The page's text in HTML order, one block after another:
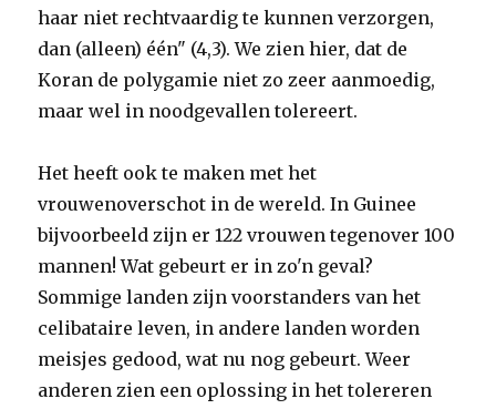
haar niet rechtvaardig te kunnen verzorgen,
dan (alleen) één" (4,3). We zien hier, dat de
Koran de polygamie niet zo zeer aanmoedig,
maar wel in noodgevallen tolereert.
Het heeft ook te maken met het
vrouwenoverschot in de wereld. In Guinee
bijvoorbeeld zijn er 122 vrouwen tegenover 100
mannen! Wat gebeurt er in zo'n geval?
Sommige landen zijn voorstanders van het
celibataire leven, in andere landen worden
meisjes gedood, wat nu nog gebeurt. Weer
anderen zien een oplossing in het tolereren